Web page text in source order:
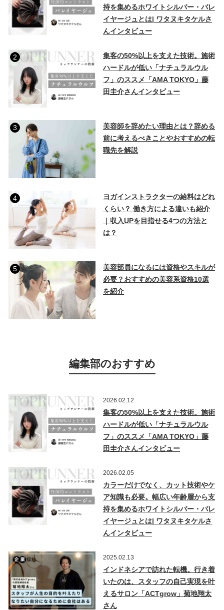
持を集めるホワイトシルバー・バレ
イヤージュとは| ワタヌキタケルさ
んインタビュー
2
集客の50%以上を支えた技術。施術
ハードルが低い「ナチュラルウル
フ」のススメ「AMA TOKYO」藤
田圭介さんインタビュー
3
美容師を辞めたい理由とは？辞める
前に考えるべきことやおすすめの転
職先を解説
4
ヨガインストラクターの給料はどれ
くらい？ 働き方による違いも紹介
｜収入UPを目指せる4つの方法と
は？
5
美容部員になるには資格やスキルが
必要？おすすめの美容系資格10選
を紹介
編集部のおすすめ
2026.02.12
集客の50%以上を支えた技術。施術
ハードルが低い「ナチュラルウル
フ」のススメ「AMA TOKYO」藤
田圭介さんインタビュー
2026.02.05
カラーだけでなく、カット技術やケ
ア知識も必要。幅広い年齢層から支
持を集めるホワイトシルバー・バレ
イヤージュとは| ワタヌキタケルさ
んインタビュー
2025.02.13
インドネシアで訪れた転機。行き着
いたのは、スタッフの自己実現を叶
えるサロン「ACTgrow」菊地翔太
さん